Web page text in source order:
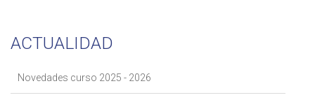
ACTUALIDAD
Novedades curso 2025 - 2026